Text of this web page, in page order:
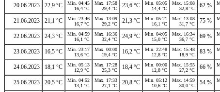
20.06.2023 22,9 °C
Min. 04:45
16,4 °C
Max. 17:58
29,4 °C
23,6 °C
Min. 05:05
14,4 °C
Max. 15:08
32,8 °C
62 %
21.06.2023 21,1 °C
Min. 23:46
16,7 °C
Max. 13:09
29,2 °C
21,3 °C
Min. 05:21
16,1 °C
Max. 13:08
31,7 °C
75 %
22.06.2023 24,3 °C
Min. 04:59
16,1 °C
Max. 16:36
32,4 °C
24,9 °C
Min. 04:05
15,0 °C
Max. 16:34
36,7 °C
69 %
23.06.2023 16,5 °C
Min. 23:17
13,6 °C
Max. 00:00
19,4 °C
16,2 °C
Min. 22:48
12,8 °C
Max. 15:48
18,9 °C
83 %
24.06.2023 18,1 °C
Min. 05:13
12,9 °C
Max. 17:28
25,3 °C
18,4 °C
Min. 00:00
12,8 °C
Max. 15:55
27,2 °C
66 %
25.06.2023 20,5 °C
Min. 04:52
13,1 °C
Max. 17:33
27,1 °C
20,8 °C
Min. 05:12
10,6 °C
Max. 14:59
30,0 °C
54 %